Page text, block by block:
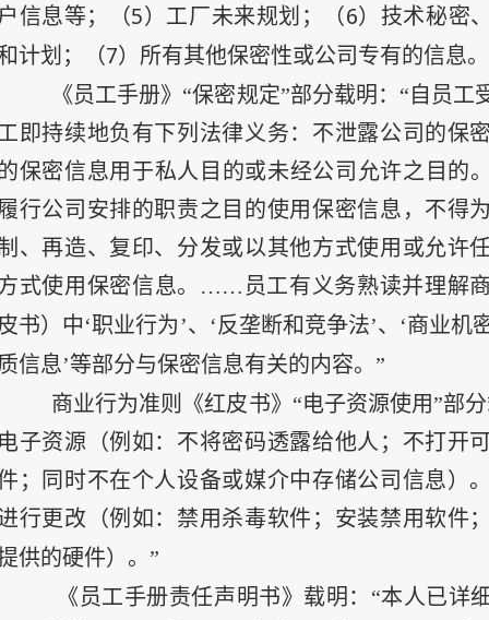
信息等；（5）工厂未来规划；（6）技术秘密
计划；（7）所有其他保密性或公司专有的信息。
《员工手册》“保密规定”部分载明：“自员工
即持续地负有下列法律义务：不泄露公司的保
保密信息用于私人目的或未经公司允许之目
行公司安排的职责之目的使用保密信息，不得
、再造、复印、分发或以其他方式使用或允许
式使用保密信息。……员工有义务熟读并理解
书）中‘职业行为’、‘反垄断和竞争法’、‘商业机
信息’等部分与保密信息有关的内容。”
商业行为准则《红皮书》“电子资源使用”部
子资源（例如：不将密码透露给他人；不打开
；同时不在个人设备或媒介中存储公司信息）
行更改（例如：禁用杀毒软件；安装禁用软件
供的硬件）。”
《员工手册责任声明书》载明：“本人已详